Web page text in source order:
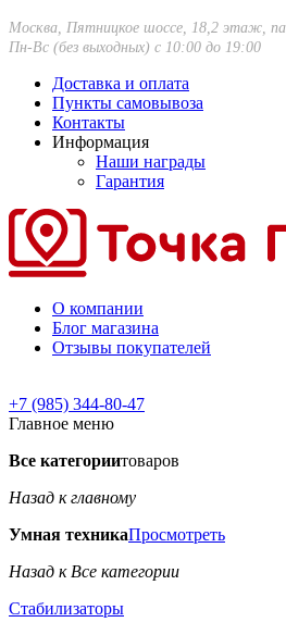
Москва, Пятницкое шоссе, 18,2 этаж,
Пн-Вс (без выходных) с 10:00 до 19:00
Доставка и оплата
Пункты самовывоза
Контакты
Информация
Наши награды
Гарантия
О компании
Блог магазина
Отзывы покупателей
+7 (985) 344-80-47
Главное меню
Все категориитоваров
Назад к главному
Умная техникаПросмотреть
Назад к Все категории
Стабилизаторы